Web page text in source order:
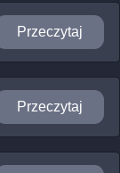
Przeczytaj
Przeczytaj